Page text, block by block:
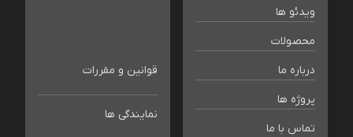
ویدئو ها
محصولات
درباره ما
پروژه ها
تماس با ما
قوانین و مقررات
نمایندگی ها